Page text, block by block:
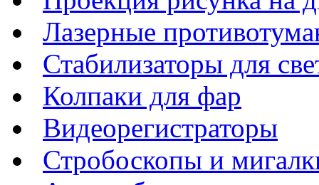
Лазерные
Стабилизаторы для
Колпаки для фар
Видеорегистраторы
Стробоскопы и